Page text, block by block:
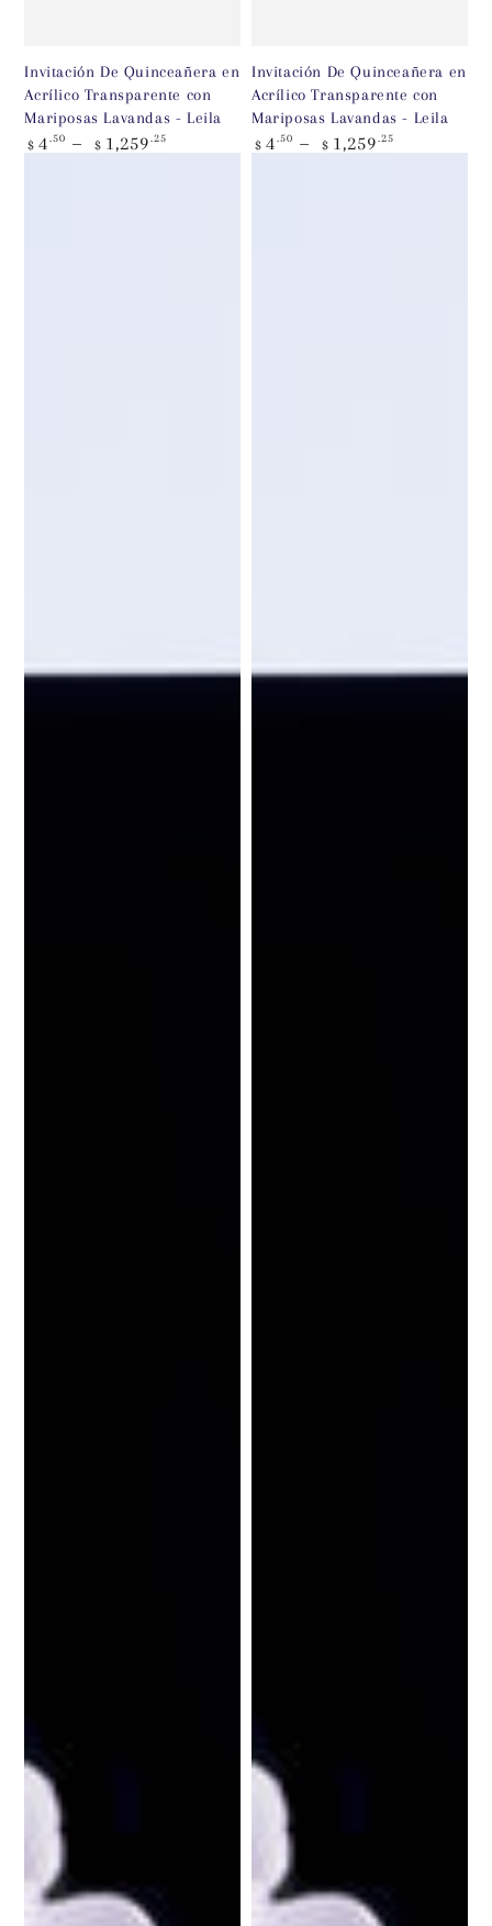
Invitación De Quinceañera en
Acrílico Transparente con
Mariposas Lavandas - Leila
Precio
regular
$ 4 .50 $ 1,259 .25
Invitación De Quinceañera en
Acrílico Transparente con
Mariposas Lavandas - Leila
Precio
regular
$ 4 .50 $ 1,259 .25